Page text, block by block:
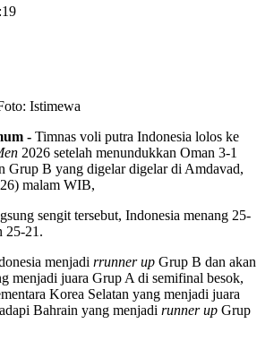
Istimewa
- Timnas voli putra Indonesia lolos ke
2026 setelah menundukkan Oman 3-1
Grup B yang digelar digelar di Amdavad,
malam WIB,
sengit tersebut, Indonesia menang 25-
25-21.
menjadi rrunner up Grup B dan akan
menjadi juara Grup A di semifinal besok,
Korea Selatan yang menjadi juara
Bahrain yang menjadi runner up Grup